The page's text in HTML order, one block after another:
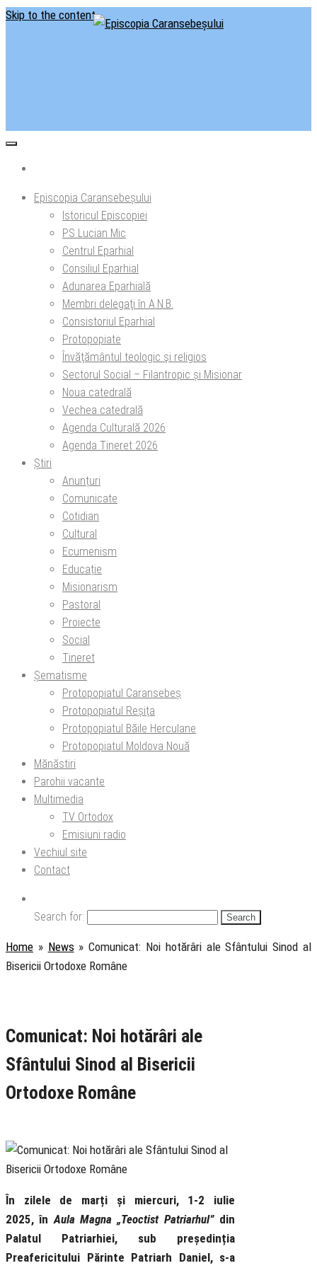
Skip to the content
Episcopia Caransebeșului
Istoricul Episcopiei
PS Lucian Mic
Centrul Eparhial
Consiliul Eparhial
Adunarea Eparhială
Membri delegaţi în A.N.B.
Consistoriul Eparhial
Protopopiate
Învăţământul teologic şi religios
Sectorul Social – Filantropic și Misionar
Noua catedrală
Vechea catedrală
Agenda Culturală 2026
Agenda Tineret 2026
Știri
Anunțuri
Comunicate
Cotidian
Cultural
Ecumenism
Educație
Misionarism
Pastoral
Proiecte
Social
Tineret
Șematisme
Protopopiatul Caransebeș
Protopopiatul Reșița
Protopopiatul Băile Herculane
Protopopiatul Moldova Nouă
Mănăstiri
Parohii vacante
Multimedia
TV Ortodox
Emisiuni radio
Vechiul site
Contact
Search for:
Home » News »Comunicat: Noi hotărâri ale Sfântului Sinod al
Bisericii Ortodoxe Române
Comunicat: Noi hotărâri ale
Sfântului Sinod al Bisericii
Ortodoxe Române
În zilele de marți și miercuri, 1-2 iulie
2025,înAula Magna„Teoctist Patriarhul”din
Palatul Patriarhiei, sub președinția
Preafericitului Părinte Patriarh Daniel, s-a